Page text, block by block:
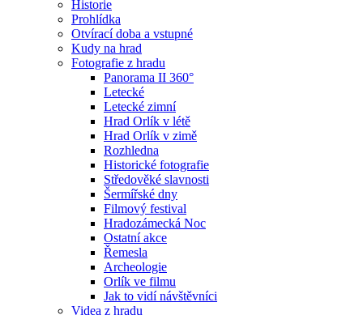
Historie
Prohlídka
Otvírací doba a vstupné
Kudy na hrad
Fotografie z hradu
Panorama II 360°
Letecké
Letecké zimní
Hrad Orlík v létě
Hrad Orlík v zimě
Rozhledna
Historické fotografie
Středověké slavnosti
Šermířské dny
Filmový festival
Hradozámecká Noc
Ostatní akce
Řemesla
Archeologie
Orlík ve filmu
Jak to vidí návštěvníci
Videa z hradu